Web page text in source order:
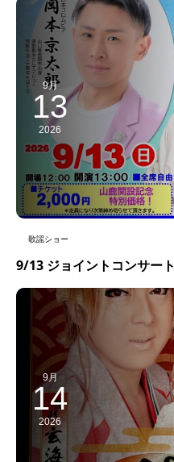
9月
13
2026
歌謡ショー
9/13 ジョイントコンサート
9月
14
2026